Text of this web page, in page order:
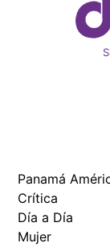
Panamá
Crítica
Día a Día
Mujer